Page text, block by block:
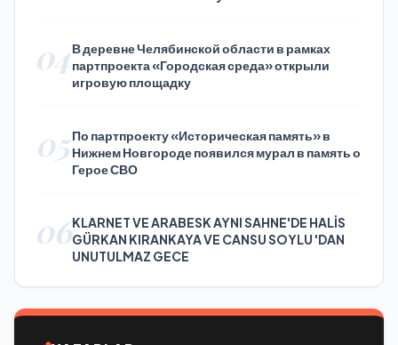
04В деревне Челябинской области в рамках
партпроекта «Городская среда» открыли
игровую площадку
05По партпроекту «Историческая память» в
Нижнем Новгороде появился мурал в память о
Герое СВО
06KLARNET VE ARABESK AYNI SAHNE'DE HALİS
GÜRKAN KIRANKAYA VE CANSU SOYLU 'DAN
UNUTULMAZ GECE